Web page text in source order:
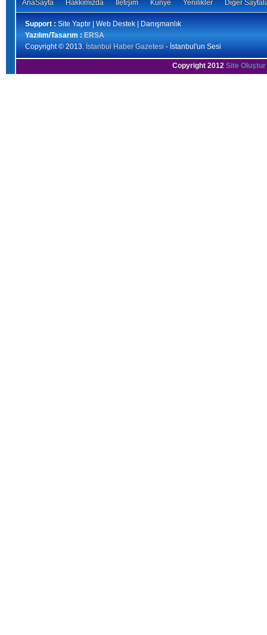
AnaSayfa Hakkımızda İletişim Künye Yenilikler Diğer
Support : Site Yaptır | Web Destek | Danışmanlık
Yazılım/Tasarım : ERSA
Copyright © 2013. İstanbul Haber Gazetesi - İstanbul'un Sesi
Copyright 2012 Site Oluştur